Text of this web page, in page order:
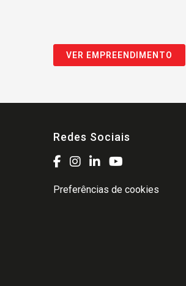
VER EMPREENDIMENTO
Redes Sociais
Preferências de cookies